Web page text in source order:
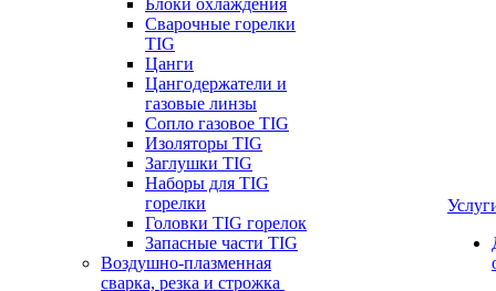
Блоки охлаждения
Сварочные горелки
TIG
Цанги
Цангодержатели и
газовые линзы
Сопло газовое TIG
Изоляторы TIG
Заглушки TIG
Наборы для TIG
горелки
Головки TIG горелок
Запасные части TIG
Воздушно-плазменная
сварка, резка и строжка